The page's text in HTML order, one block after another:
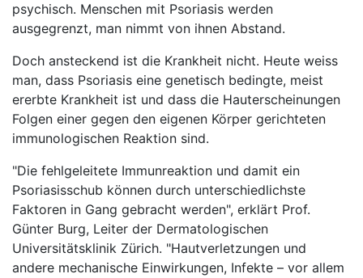
psychisch. Menschen mit Psoriasis werden
ausgegrenzt, man nimmt von ihnen Abstand.
Doch ansteckend ist die Krankheit nicht. Heute weiss
man, dass Psoriasis eine genetisch bedingte, meist
ererbte Krankheit ist und dass die Hauterscheinungen
Folgen einer gegen den eigenen Körper gerichteten
immunologischen Reaktion sind.
"Die fehlgeleitete Immunreaktion und damit ein
Psoriasisschub können durch unterschiedlichste
Faktoren in Gang gebracht werden", erklärt Prof.
Günter Burg, Leiter der Dermatologischen
Universitätsklinik Zürich. "Hautverletzungen und
andere mechanische Einwirkungen, Infekte – vor allem